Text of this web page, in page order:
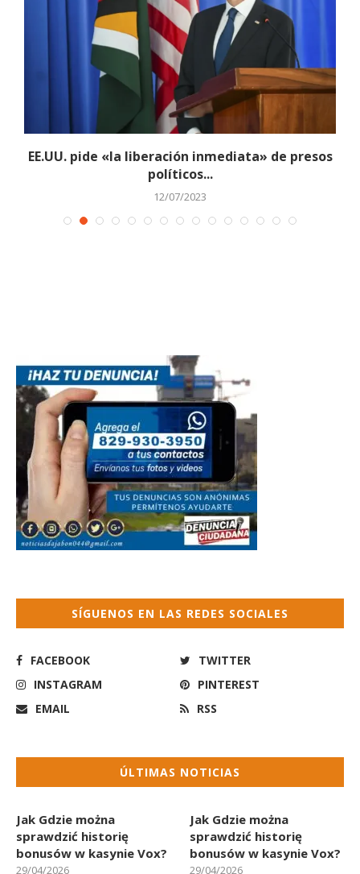
EE.UU. pide «la liberación inmediata» de presos
políticos...
12/07/2023
SÍGUENOS EN LAS REDES SOCIALES
FACEBOOK
TWITTER
INSTAGRAM
PINTEREST
EMAIL
RSS
ÚLTIMAS NOTICIAS
Jak Gdzie można
sprawdzić historię
bonusów w kasynie Vox?
29/04/2026
Jak Gdzie można
sprawdzić historię
bonusów w kasynie Vox?
29/04/2026